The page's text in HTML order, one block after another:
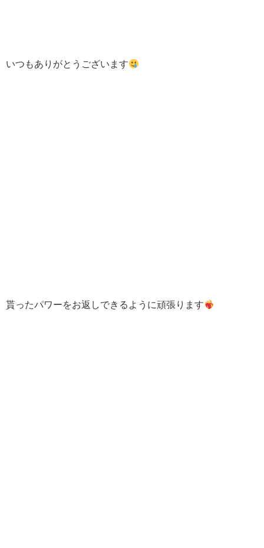
いつもありがとうございます
貰ったパワーをお返しできるように頑張ります